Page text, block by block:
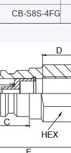
CB-S8S-4FG